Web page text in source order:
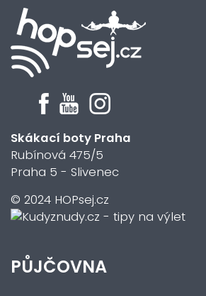
Skákací boty Praha
Rubínová 475/5
Praha 5 - Slivenec
© 2024 HOPsej.cz
PŮJČOVNA